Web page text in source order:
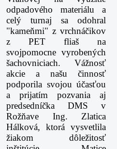
odpadového materiálu a
celý turnaj sa odohral
"kameňmi" z vrchnáčikov
z PET fliaš na
svojpomocne vyrobených
šachovniciach. Vážnosť
akcie a našu činnosť
podporila svojou účasťou
a prijatím pozvania aj
predsedníčka DMS v
Rožňave Ing. Zlatica
Hálková, ktorá vysvetlila
žiakom dôležitosť